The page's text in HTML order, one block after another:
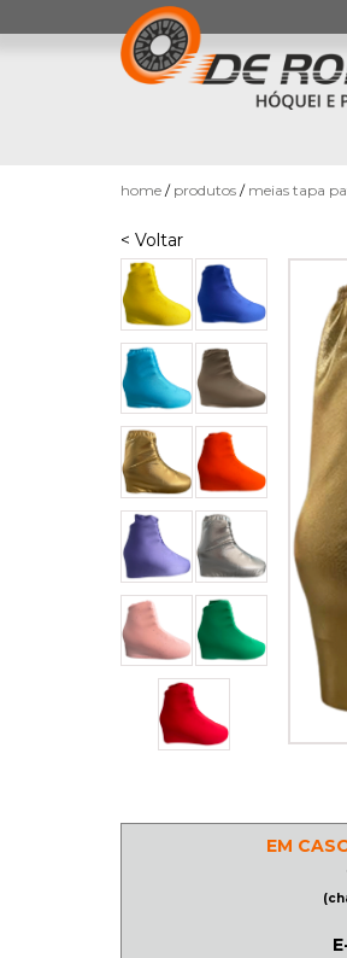
HÓQUEI
PATINAGEM
PATINAGEM
PROMOÇÕES
home produtos meias tapa
< Voltar
EM